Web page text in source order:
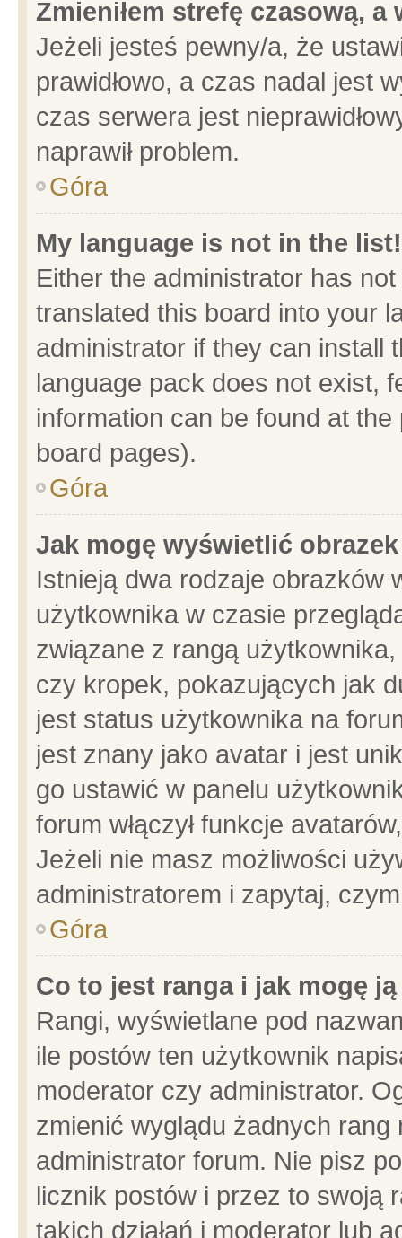
Zmieniłem strefę czasową,
Jeżeli jesteś pewny/a, że
prawidłowo, a czas nadal jest
czas serwera jest
naprawił problem.
Góra
My language is not in the list!
Either the administrator has
translated this board into your
administrator if they can install
language pack does not exist,
information can be found at
board pages).
Góra
Jak mogę wyświetlić
Istnieją dwa rodzaje obrazków
użytkownika w czasie
związane z rangą
czy kropek, pokazujących jak
jest status użytkownika na
jest znany jako avatar i jest
go ustawić w panelu
forum włączył funkcje
Jeżeli nie masz możliwości
administratorem i zapytaj,
Góra
Co to jest ranga i jak mogę
Rangi, wyświetlane pod
ile postów ten użytkownik
moderator czy administrator.
zmienić wyglądu żadnych
administrator forum. Nie pisz
licznik postów i przez to swoją
takich działań i moderator lub